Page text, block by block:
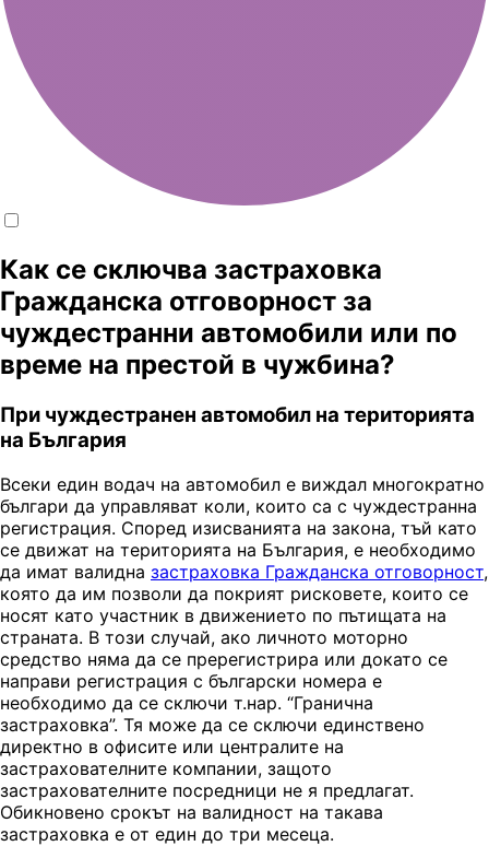
Как се сключва застраховка
Гражданска отговорност за
чуждестранни автомобили или по
време на престой в чужбина?
При чуждестранен автомобил на територията
на България
Всеки един водач на автомобил е виждал многократно
българи да управляват коли, които са с чуждестранна
регистрация. Според изисванията на закона, тъй като
се движат на територията на България, е необходимо
да имат валидна застраховка Гражданска отговорност,
която да им позволи да покрият рисковете, които се
носят като участник в движението по пътищата на
страната. В този случай, ако личното моторно
средство няма да се пререгистрира или докато се
направи регистрация с български номера е
необходимо да се сключи т.нар. “Гранична
застраховка”. Тя може да се сключи единствено
директно в офисите или централите на
застрахователните компании, защото
застрахователните посредници не я предлагат.
Обикновено срокът на валидност на такава
застраховка е от един до три месеца.